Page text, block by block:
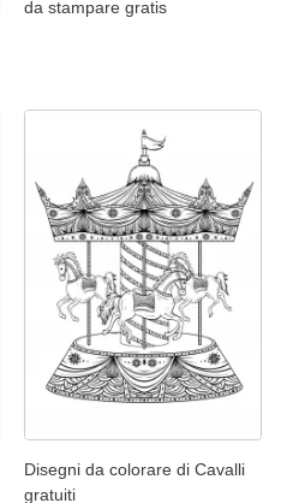
da stampare gratis
Disegni da colorare di Cavalli
gratuiti